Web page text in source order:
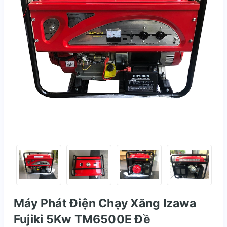
Máy Phát Điện Chạy Xăng Izawa
Fujiki 5Kw TM6500E Đề